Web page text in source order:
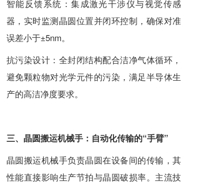
智能反馈系统：集成激光干涉仪与视觉传感
器，实时监测晶圆位置并闭环控制，确保对准
误差小于±5nm。
抗污染设计：全封闭结构配合洁净气体循环，
避免颗粒物对光学元件的污染，满足半导体生
产的高洁净度要求。
三、晶圆搬运机械手：自动化传输的“手臂”
晶圆搬运机械手负责晶圆在设备间的传输，其
性能直接影响生产节拍与晶圆破损率。主流技